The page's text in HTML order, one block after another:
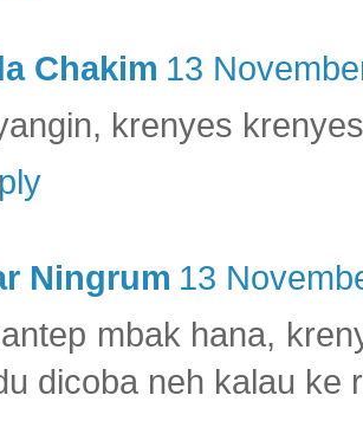
Chakim 13
krenyes
Ningrum 13
mbak hana,
dicoba neh kalau ke